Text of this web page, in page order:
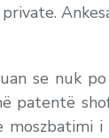
se nuk
patentë